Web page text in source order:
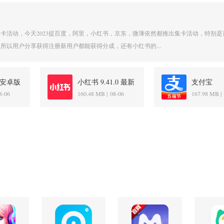
活动，今天2023提百度，阿里，小红书，京东，微薄依然都推出集卡活动，特别是
以用户分享获得注册新用户都能获得分成，还有小红书的...
卓版
06
小红书 9.41.0 最新
版
160.48 MB | 08-06
支付宝
167.98 MB |